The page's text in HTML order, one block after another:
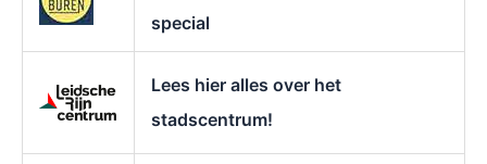
special
Lees hier alles over het
stadscentrum!